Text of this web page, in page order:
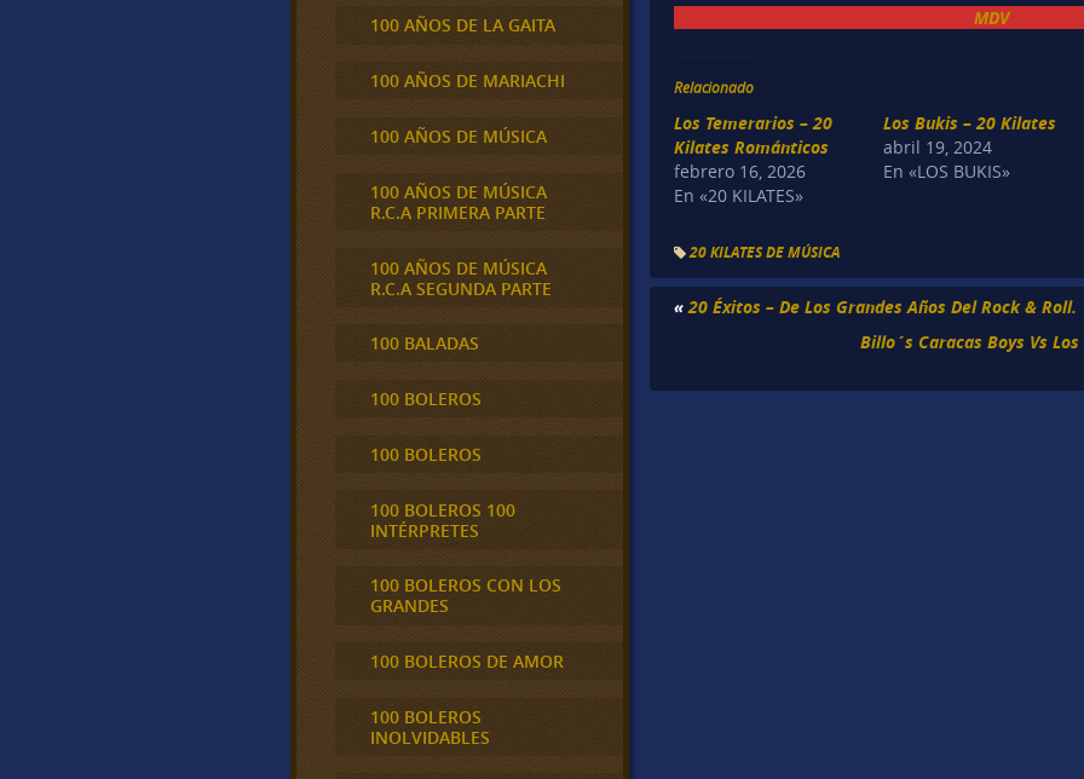
MDV
Relacionado
Los Temerarios – 20
Kilates Románticos
febrero 16, 2026
En «20 KILATES»
Los Bukis – 20 Kilates
abril 19, 2024
En «LOS BUKIS»
20 KILATES DE MÚSICA
«20 Éxitos – De Los Grandes Años Del Rock & Roll.
Billo´s Caracas Boys Vs
100 AÑOS DE LA GAITA
100 AÑOS DE MARIACHI
100 AÑOS DE MÚSICA
100 AÑOS DE MÚSICA
R.C.A PRIMERA PARTE
100 AÑOS DE MÚSICA
R.C.A SEGUNDA PARTE
100 BALADAS
100 BOLEROS
100 BOLEROS
100 BOLEROS 100
INTÉRPRETES
100 BOLEROS CON LOS
GRANDES
100 BOLEROS DE AMOR
100 BOLEROS
INOLVIDABLES